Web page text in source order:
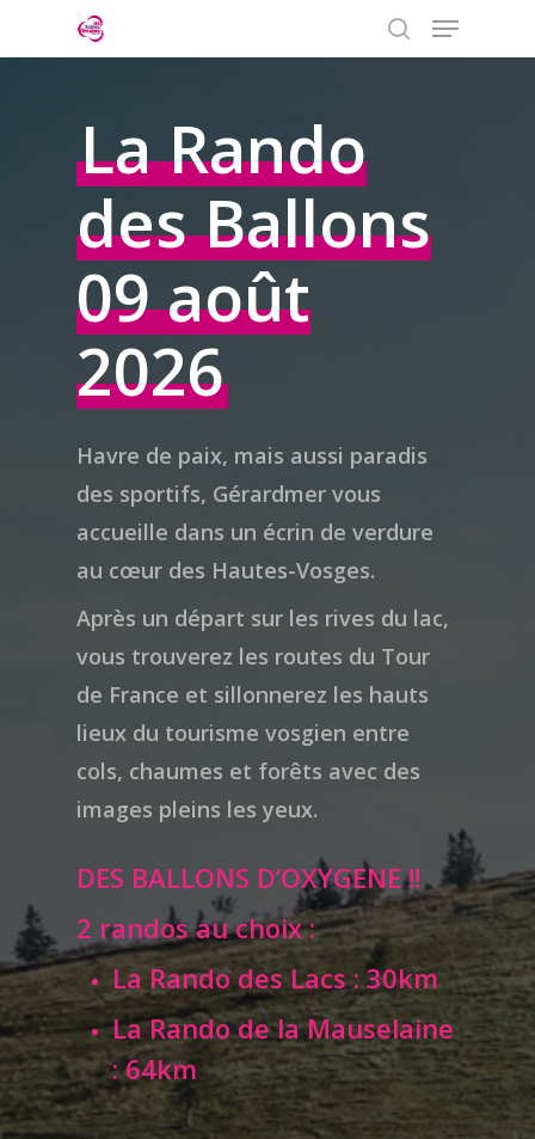
search
Menu
La Rando
des Ballons
09 août
2026
Havre de paix, mais aussi paradis
des sportifs, Gérardmer vous
accueille dans un écrin de verdure
au cœur des Hautes-Vosges.
Après un départ sur les rives du lac,
vous trouverez les routes du Tour
de France et sillonnerez les hauts
lieux du tourisme vosgien entre
cols, chaumes et forêts avec des
images pleins les yeux.
DES BALLONS D’OXYGENE !!
2 randos au choix :
La Rando des Lacs : 30km
La Rando de la Mauselaine
: 64km